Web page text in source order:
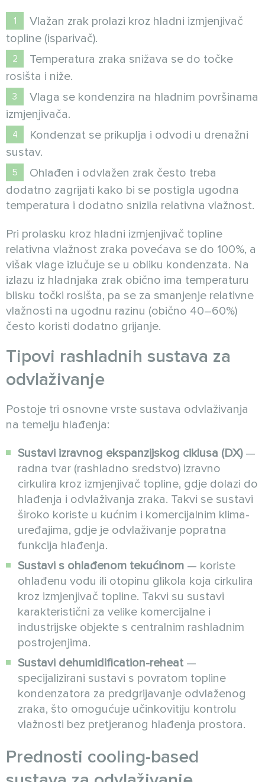
Vlažan zrak prolazi kroz hladni izmjenjivač
topline (isparivač).
Temperatura zraka snižava se do točke
rosišta i niže.
Vlaga se kondenzira na hladnim površinama
izmjenjivača.
Kondenzat se prikuplja i odvodi u drenažni
sustav.
Ohlađen i odvlažen zrak često treba
dodatno zagrijati kako bi se postigla ugodna
temperatura i dodatno snizila relativna vlažnost.
Pri prolasku kroz hladni izmjenjivač topline
relativna vlažnost zraka povećava se do 100%, a
višak vlage izlučuje se u obliku kondenzata. Na
izlazu iz hladnjaka zrak obično ima temperaturu
blisku točki rosišta, pa se za smanjenje relativne
vlažnosti na ugodnu razinu (obično 40–60%)
često koristi dodatno grijanje.
Tipovi rashladnih sustava za
odvlaživanje
Postoje tri osnovne vrste sustava odvlaživanja
na temelju hlađenja:
Sustavi izravnog ekspanzijskog ciklusa (DX)—
radna tvar (rashladno sredstvo) izravno
cirkulira kroz izmjenjivač topline, gdje dolazi do
hlađenja i odvlaživanja zraka. Takvi se sustavi
široko koriste u kućnim i komercijalnim klima-
uređajima, gdje je odvlaživanje popratna
funkcija hlađenja.
Sustavi s ohlađenom tekućinom — koriste
ohlađenu vodu ili otopinu glikola koja cirkulira
kroz izmjenjivač topline. Takvi su sustavi
karakteristični za velike komercijalne i
industrijske objekte s centralnim rashladnim
postrojenjima.
Sustavi dehumidification-reheat —
specijalizirani sustavi s povratom topline
kondenzatora za predgrijavanje odvlaženog
zraka, što omogućuje učinkovitiju kontrolu
vlažnosti bez pretjeranog hlađenja prostora.
Prednosti cooling-based